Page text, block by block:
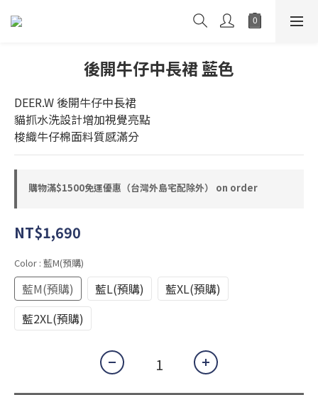
後開牛仔中長裙 藍色
DEER.W 後開牛仔中長裙
貓抓水洗設計增加視覺亮點
梭織牛仔棉面料質感滿分
購物滿$1500免運優惠（台灣外島宅配除外） on order
NT$1,690
Color : 藍M(預購)
藍M(預購) 藍L(預購)
藍XL(預購)
藍2XL(預購)